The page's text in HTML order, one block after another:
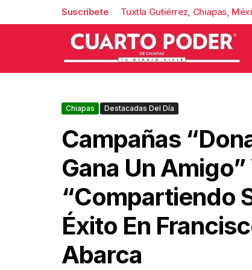
Suscríbete Tuxtla Gutiérrez, Chiapas,
Chiapas Destacadas Del Día
Campañas
Gana Un Amigo”
“Compartiendo
Éxito En
Abarca